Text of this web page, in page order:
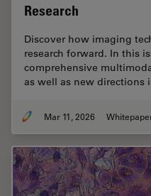
Research
Discover how imaging
research forward. In this
comprehensive
as well as new
Mar 11, 2026